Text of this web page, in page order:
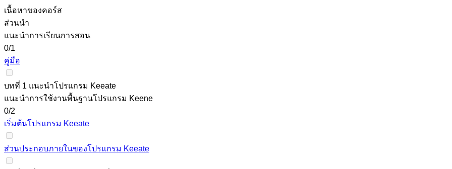
เนื้อหาของคอร์ส
ส่วนนำ
แนะนำการเรียนการสอน
0/1
คู่มือ
บทที่ 1 แนะนำโปรแกรม Keeate
แนะนำการใช้งานพื้นฐานโปรแกรม Keene
0/2
เริ่มต้นโปรแกรม Keeate
ส่วนประกอบภายในของโปรแกรม Keeate